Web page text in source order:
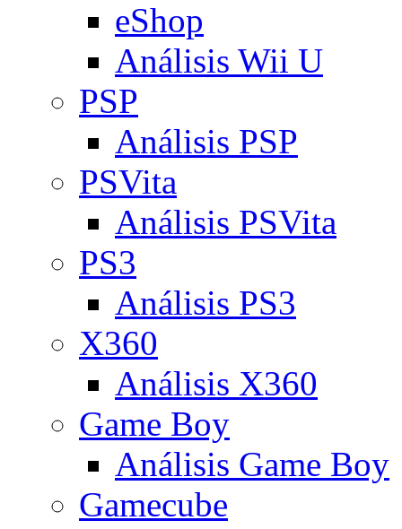
eShop
Análisis Wii U
PSP
Análisis PSP
PSVita
Análisis PSVita
PS3
Análisis PS3
X360
Análisis X360
Game Boy
Análisis Game Boy
Gamecube